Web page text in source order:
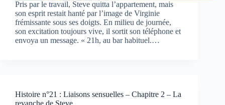
Pris par le travail, Steve quitta l’appartement, mais
son esprit restait hanté par l’image de Virginie
frémissante sous ses doigts. En milieu de journée,
son excitation toujours vive, il sortit son téléphone et
envoya un message. « 21h, au bar habituel.…
Histoire n°21 : Liaisons sensuelles – Chapitre 2 – La